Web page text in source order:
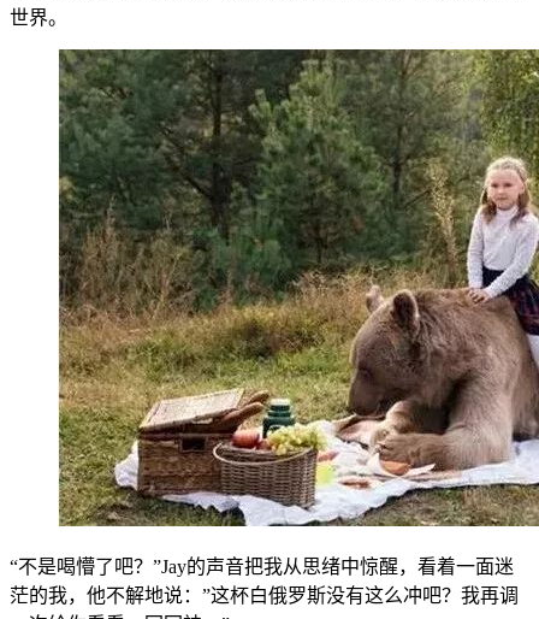
世界。
“不是喝懵了吧？”Jay的声音把我从思绪中惊醒，看着一面迷
茫的我，他不解地说：”这杯白俄罗斯没有这么冲吧？我再调